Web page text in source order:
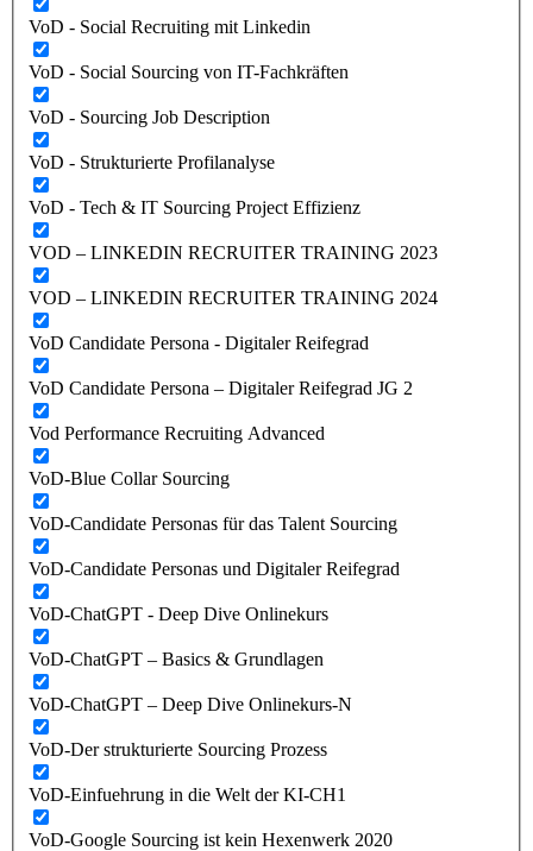
VoD - Social Recruiting mit Linkedin
VoD - Social Sourcing von IT-Fachkräften
VoD - Sourcing Job Description
VoD - Strukturierte Profilanalyse
VoD - Tech & IT Sourcing Project Effizienz
VOD – LINKEDIN RECRUITER TRAINING 2023
VOD – LINKEDIN RECRUITER TRAINING 2024
VoD Candidate Persona - Digitaler Reifegrad
VoD Candidate Persona – Digitaler Reifegrad JG 2
Vod Performance Recruiting Advanced
VoD-Blue Collar Sourcing
VoD-Candidate Personas für das Talent Sourcing
VoD-Candidate Personas und Digitaler Reifegrad
VoD-ChatGPT - Deep Dive Onlinekurs
VoD-ChatGPT – Basics & Grundlagen
VoD-ChatGPT – Deep Dive Onlinekurs-N
VoD-Der strukturierte Sourcing Prozess
VoD-Einfuehrung in die Welt der KI-CH1
VoD-Google Sourcing ist kein Hexenwerk 2020